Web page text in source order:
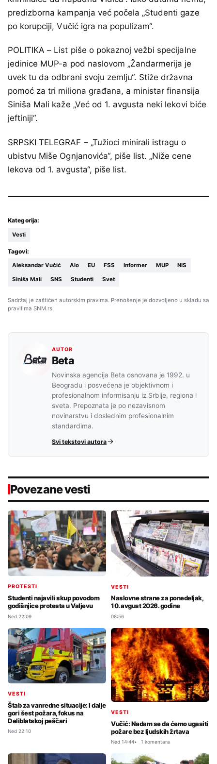
predizborna kampanja već počela „Studenti gaze
po korupciji, Vučić igra na populizam“.
POLITIKA – List piše o pokaznoj vežbi specijalne
jedinice MUP-a pod naslovom „Žandarmerija je
uvek tu da odbrani svoju zemlju“. Stiže državna
pomoć za tri miliona građana, a ministar finansija
Siniša Mali kaže „Već od 1. avgusta neki lekovi biće
jeftiniji“.
SRPSKI TELEGRAF – „Tužioci minirali istragu o
ubistvu Miše Ognjanovića“, piše list. „Niže cene
lekova od 1. avgusta“, piše list.
Kategorija:
Vesti
Tagovi:
Aleksandar Vučić Alo EU FSS Informer MUP NIS
Siniša Mali SNS Studenti Svet
Sadržaj je zaštićen autorskim pravima. Prenošenje je dozvoljeno u skladu sa
pravilima SNM.rs.
AUTOR
Beta
Novinska agencija Beta osnovana je 1992. u
Beogradu i posvećena je objektivnom i
profesionalnom informisanju iz Srbije, regiona i
sveta. Prepoznata je po nezavisnom
novinarstvu i doslednim profesionalnim
standardima.
Svi tekstovi autora
Povezane vesti
PROTESTI
Studenti najavili skup povodom
godišnjice protesta u Valjevu
Ned 22:09
VESTI
Naslovne strane za ponedeljak,
10. avgust 2026. godine
08:56
VESTI
Štab za vanredne situacije: I dalje
gori šest požara, fokus na
Deliblatskoj peščari
Ned 22:10
VESTI
Vučić: Nadam se da ćemo ugasiti
požare bez ljudskih žrtava
Ned 14:44 1 komentara